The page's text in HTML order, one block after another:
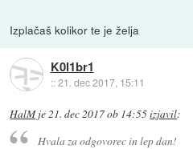
Izplačaš kolikor te je želja
K0l1br1
::21. dec 2017, 15:11
HalMje21. dec 2017 ob 14:55izjavil:
Hvala za odgovorec in lep dan!